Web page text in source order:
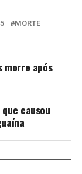
MORTE
morre após
causou